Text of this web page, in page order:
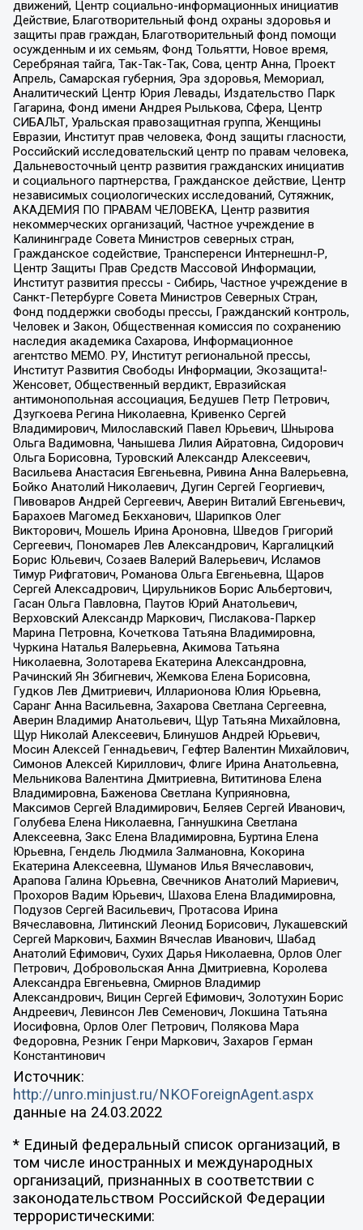
движений, Центр социально-информационных инициатив
Действие, Благотворительный фонд охраны здоровья и
защиты прав граждан, Благотворительный фонд помощи
осужденным и их семьям, Фонд Тольятти, Новое время,
Серебряная тайга, Так-Так-Так, Сова, центр Анна, Проект
Апрель, Самарская губерния, Эра здоровья, Мемориал,
Аналитический Центр Юрия Левады, Издательство Парк
Гагарина, Фонд имени Андрея Рылькова, Сфера, Центр
СИБАЛЬТ, Уральская правозащитная группа, Женщины
Евразии, Институт прав человека, Фонд защиты гласности,
Российский исследовательский центр по правам человека,
Дальневосточный центр развития гражданских инициатив
и социального партнерства, Гражданское действие, Центр
независимых социологических исследований, Сутяжник,
АКАДЕМИЯ ПО ПРАВАМ ЧЕЛОВЕКА, Центр развития
некоммерческих организаций, Частное учреждение в
Калининграде Совета Министров северных стран,
Гражданское содействие, Трансперенси Интернешнл-Р,
Центр Защиты Прав Средств Массовой Информации,
Институт развития прессы - Сибирь, Частное учреждение в
Санкт-Петербурге Совета Министров Северных Стран,
Фонд поддержки свободы прессы, Гражданский контроль,
Человек и Закон, Общественная комиссия по сохранению
наследия академика Сахарова, Информационное
агентство МЕМО. РУ, Институт региональной прессы,
Институт Развития Свободы Информации, Экозащита!-
Женсовет, Общественный вердикт, Евразийская
антимонопольная ассоциация, Бедушев Петр Петрович,
Дзугкоева Регина Николаевна, Кривенко Сергей
Владимирович, Милославский Павел Юрьевич, Шнырова
Ольга Вадимовна, Чанышева Лилия Айратовна, Сидорович
Ольга Борисовна, Туровский Александр Алексеевич,
Васильева Анастасия Евгеньевна, Ривина Анна Валерьевна,
Бойко Анатолий Николаевич, Дугин Сергей Георгиевич,
Пивоваров Андрей Сергеевич, Аверин Виталий Евгеньевич,
Барахоев Магомед Бекханович, Шарипков Олег
Викторович, Мошель Ирина Ароновна, Шведов Григорий
Сергеевич, Пономарев Лев Александрович, Каргалицкий
Борис Юльевич, Созаев Валерий Валерьевич, Исламов
Тимур Рифгатович, Романова Ольга Евгеньевна, Щаров
Сергей Алексадрович, Цирульников Борис Альбертович,
Гасан Ольга Павловна, Паутов Юрий Анатольевич,
Верховский Александр Маркович, Пислакова-Паркер
Марина Петровна, Кочеткова Татьяна Владимировна,
Чуркина Наталья Валерьевна, Акимова Татьяна
Николаевна, Золотарева Екатерина Александровна,
Рачинский Ян Збигневич, Жемкова Елена Борисовна,
Гудков Лев Дмитриевич, Илларионова Юлия Юрьевна,
Саранг Анна Васильевна, Захарова Светлана Сергеевна,
Аверин Владимир Анатольевич, Щур Татьяна Михайловна,
Щур Николай Алексеевич, Блинушов Андрей Юрьевич,
Мосин Алексей Геннадьевич, Гефтер Валентин Михайлович,
Симонов Алексей Кириллович, Флиге Ирина Анатольевна,
Мельникова Валентина Дмитриевна, Вититинова Елена
Владимировна, Баженова Светлана Куприяновна,
Максимов Сергей Владимирович, Беляев Сергей Иванович,
Голубева Елена Николаевна, Ганнушкина Светлана
Алексеевна, Закс Елена Владимировна, Буртина Елена
Юрьевна, Гендель Людмила Залмановна, Кокорина
Екатерина Алексеевна, Шуманов Илья Вячеславович,
Арапова Галина Юрьевна, Свечников Анатолий Мариевич,
Прохоров Вадим Юрьевич, Шахова Елена Владимировна,
Подузов Сергей Васильевич, Протасова Ирина
Вячеславовна, Литинский Леонид Борисович, Лукашевский
Сергей Маркович, Бахмин Вячеслав Иванович, Шабад
Анатолий Ефимович, Сухих Дарья Николаевна, Орлов Олег
Петрович, Добровольская Анна Дмитриевна, Королева
Александра Евгеньевна, Смирнов Владимир
Александрович, Вицин Сергей Ефимович, Золотухин Борис
Андреевич, Левинсон Лев Семенович, Локшина Татьяна
Иосифовна, Орлов Олег Петрович, Полякова Мара
Федоровна, Резник Генри Маркович, Захаров Герман
Константинович
Источник:
http://unro.minjust.ru/NKOForeignAgent.aspx
данные на 24.03.2022
* Единый федеральный список организаций, в
том числе иностранных и международных
организаций, признанных в соответствии с
законодательством Российской Федерации
террористическими: